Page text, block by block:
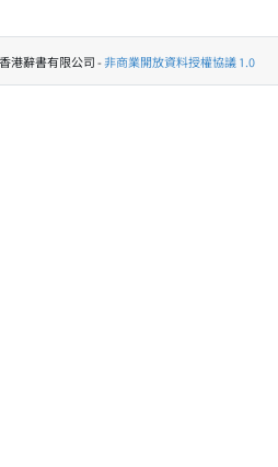
港辭書有限公司 -非商業開放資料授權協議 1.0